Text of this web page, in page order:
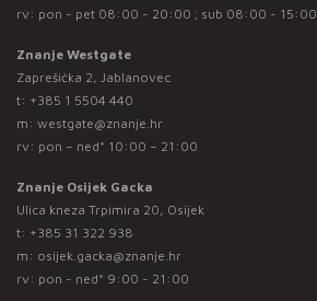
rv: pon - pet 08:00 - 20:00 ; sub 08:00 - 15:00
Znanje Westgate
Zaprešićka 2, Jablanovec
t: +385 1 5504 440
m: westgate@znanje.hr
rv: pon – ned* 10:00 – 21:00
Znanje Osijek Gacka
Ulica kneza Trpimira 20, Osijek
t: +385 31 322 938
m: osijek.gacka@znanje.hr
rv: pon - ned* 9:00 - 21:00